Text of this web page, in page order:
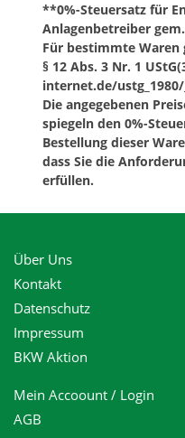
**0%-Steuersatz für
Anlagenbetreiber
Für bestimmte Waren
§ 12 Abs. 3 Nr. 1
internet.de/
Die angegebenen
spiegeln den 0%-
Bestellung dieser
dass Sie die
erfüllen.
Über Uns
Kontakt
Datenschutz
Impressum
BKW Aktion
Mein Accoount / Login
AGB